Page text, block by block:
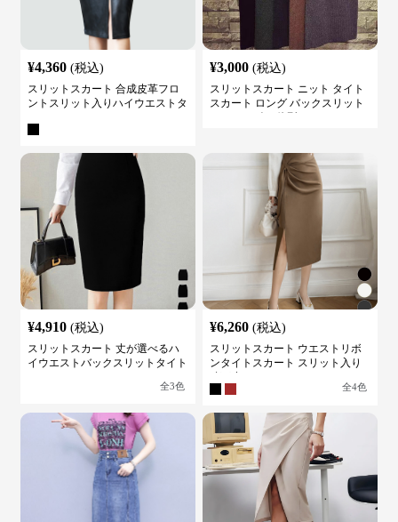
¥4,360 (税込)
スリットスカート 合成皮革フロ
ントスリット入りハイウエストタ
¥3,000 (税込)
スリットスカート ニット タイト
スカート ロング バックスリット
¥4,910 (税込)
スリットスカート 丈が選べるハ
イウエストバックスリットタイト
全3色
¥6,260 (税込)
スリットスカート ウエストリボ
ンタイトスカート スリット入り
全4色